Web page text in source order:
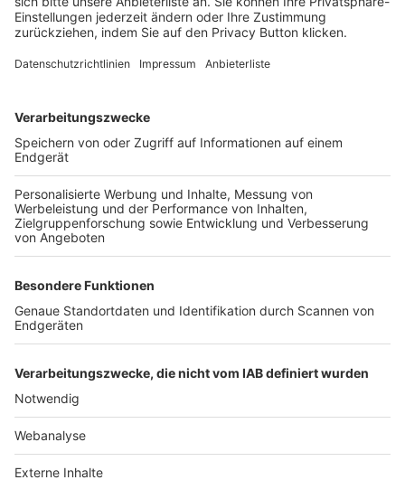
FOLGE DEM BFV
TOP-VEREINE
TOP-PARTNER
Nutzungsbedingungen Datenschutz Impressum